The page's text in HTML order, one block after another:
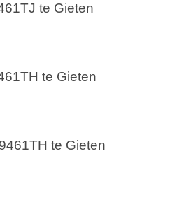
te Gieten
te Gieten
te Gieten